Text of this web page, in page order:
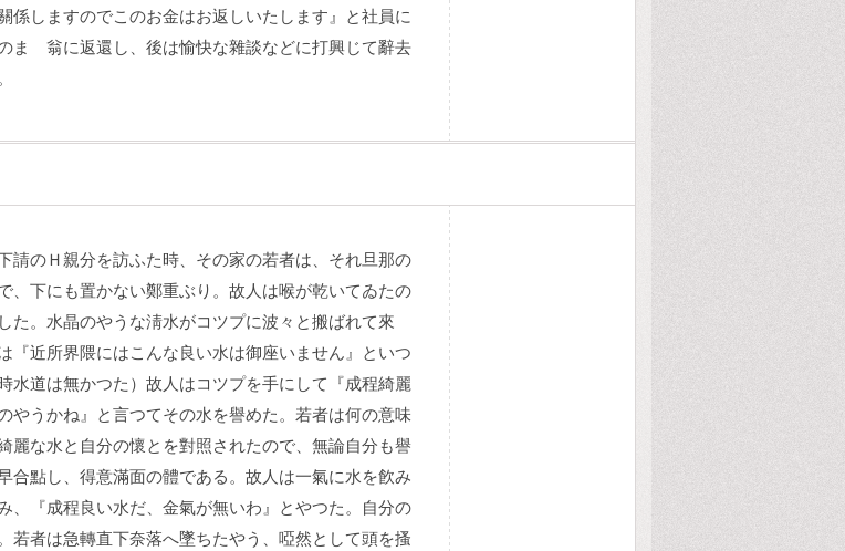
係しますのでこのお金はお返しいたします』と社員に
まゝ翁に返還し、後は愉快な雜談などに打興じて辭去
請のＨ親分を訪ふた時、その家の若者は、それ旦那の
、下にも置かない鄭重ぶり。故人は喉が乾いてゐたの
た。水晶のやうな淸水がコツプに波々と搬ばれて來
『近所界隈にはこんな良い水は御座いません』といつ
水道は無かつた）故人はコツプを手にして『成程綺麗
やうかね』と言つてその水を譽めた。若者は何の意味
麗な水と自分の懷とを對照されたので、無論自分も譽
合點し、得意滿面の體である。故人は一氣に水を飮み
、『成程良い水だ、金氣が無いわ』とやつた。自分の
若者は急轉直下奈落へ墜ちたやう、啞然として頭を搔